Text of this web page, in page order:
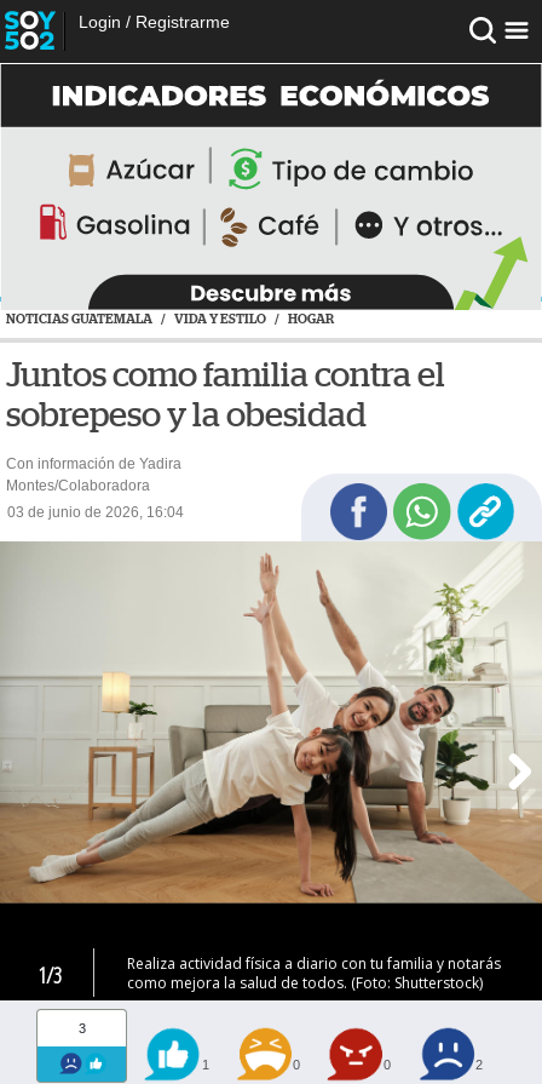
Login / Registrarme
NOTICIAS GUATEMALA / VIDA Y ESTILO / HOGAR
Juntos como familia contra el
sobrepeso y la obesidad
Con información de Yadira
Montes/Colaboradora
03 de junio de 2026, 16:04
1/3
Realiza actividad física a diario con tu familia y notarás
como mejora la salud de todos. (Foto: Shutterstock)
3
1 0 0 2